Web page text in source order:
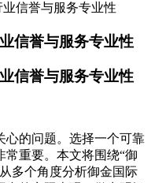
信誉与服务专业性
信誉与服务专业性
信誉与服务专业性
心的问题。选择一个可靠
常重要。本文将围绕“御
多个角度分析御金国际